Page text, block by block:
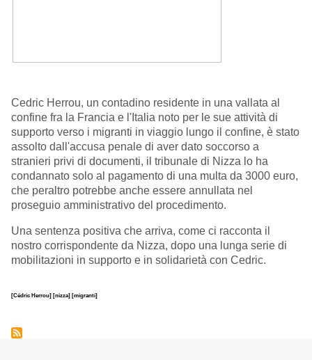
Cedric Herrou, un contadino residente in una vallata al
confine fra la Francia e l'Italia noto per le sue attività di
supporto verso i migranti in viaggio lungo il confine, è stato
assolto dall'accusa penale di aver dato soccorso a
stranieri privi di documenti, il tribunale di Nizza lo ha
condannato solo al pagamento di una multa da 3000 euro,
che peraltro potrebbe anche essere annullata nel
proseguio amministrativo del procedimento.
Una sentenza positiva che arriva, come ci racconta il
nostro corrispondente da Nizza, dopo una lunga serie di
mobilitazioni in supporto e in solidarietà con Cedric.
[Cédric Herrou] [nizza] [migranti]